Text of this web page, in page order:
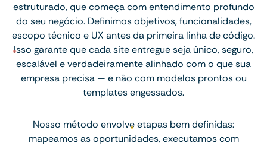
estruturado, que começa com entendimento profundo
do seu negócio. Definimos objetivos, funcionalidades,
escopo técnico e UX antes da primeira linha de código.
Isso garante que cada site entregue seja único, seguro,
escalável e verdadeiramente alinhado com o que sua
empresa precisa — e não com modelos prontos ou
templates engessados.
Nosso método envolve etapas bem definidas:
mapeamos as oportunidades, executamos com